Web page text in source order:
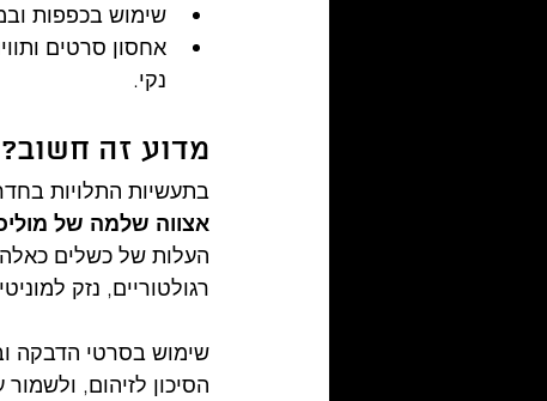
שימוש בכפפות
אחסון סרטים
נקי.
מדוע זה חשוב?
בתעשיות התלויות
אצווה שלמה של
העלות של כשלים כאלה
רגולטוריים, נזק
שימוש בסרטי הדבקה
הסיכון לזיהום,